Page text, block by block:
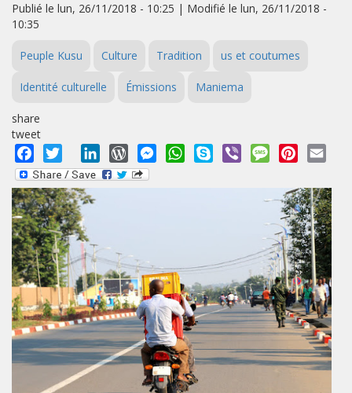
Publié le lun, 26/11/2018 - 10:25 | Modifié le lun, 26/11/2018 -
10:35
Peuple Kusu Culture Tradition us et coutumes
Identité culturelle Émissions Maniema
share
tweet
Facebook
Twitter LinkedInWordPressMessengerWhatsApp
Skype Viber MessagePinterest